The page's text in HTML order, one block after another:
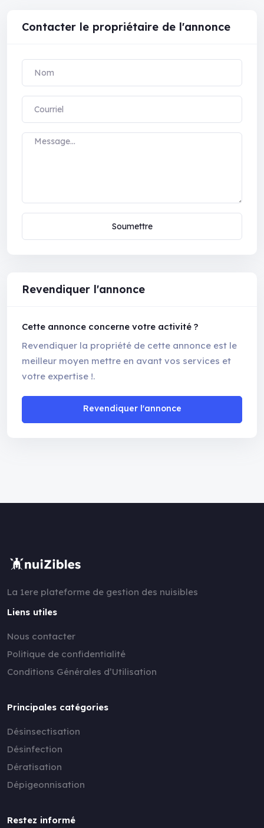
Contacter le propriétaire de l'annonce
Soumettre
Revendiquer l'annonce
Cette annonce concerne votre activité ?
Revendiquer la propriété de cette annonce est le
meilleur moyen mettre en avant vos services et
votre expertise !.
Revendiquer l'annonce
La 1ere plateforme de gestion des nuisibles
Liens utiles
Nous contacter
Politique de confidentialité
Conditions Générales d’Utilisation
Principales catégories
Désinsectisation
Désinfection
Dératisation
Dépigeonnisation
Restez informé